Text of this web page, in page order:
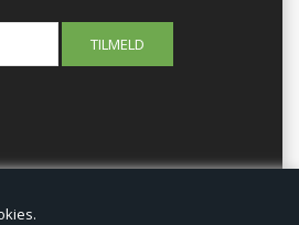
anvender cookies.